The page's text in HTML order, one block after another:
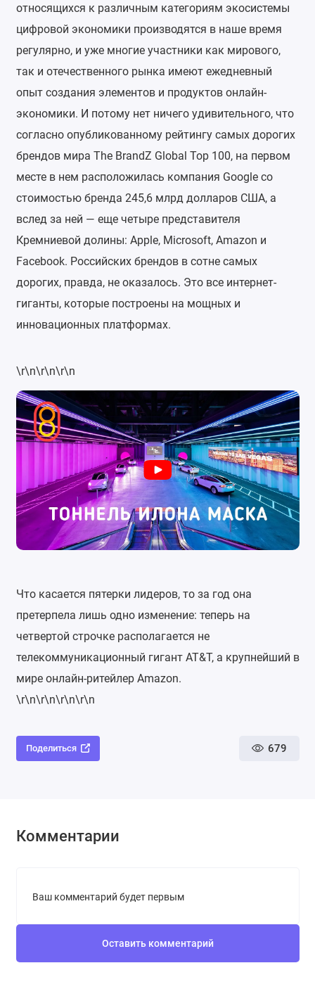
относящихся к различным категориям экосистемы
цифровой экономики производятся в наше время
регулярно, и уже многие участники как мирового,
так и отечественного рынка имеют ежедневный
опыт создания элементов и продуктов онлайн-
экономики. И потому нет ничего удивительного, что
согласно опубликованному рейтингу самых дорогих
брендов мира The BrandZ Global Top 100, на первом
месте в нем расположилась компания Google со
стоимостью бренда 245,6 млрд долларов США, а
вслед за ней — еще четыре представителя
Кремниевой долины: Apple, Microsoft, Amazon и
Facebook. Российских брендов в сотне самых
дорогих, правда, не оказалось. Это все интернет-
гиганты, которые построены на мощных и
инновационных платформах.
\r\n\r\n\r\n
Что касается пятерки лидеров, то за год она
претерпела лишь одно изменение: теперь на
четвертой строчке располагается не
телекоммуникационный гигант AT&T, а крупнейший в
мире онлайн-ритейлер Amazon.
\r\n\r\n\r\n\r\n
Поделиться 679
Комментарии
Ваш комментарий будет первым
Оставить комментарий